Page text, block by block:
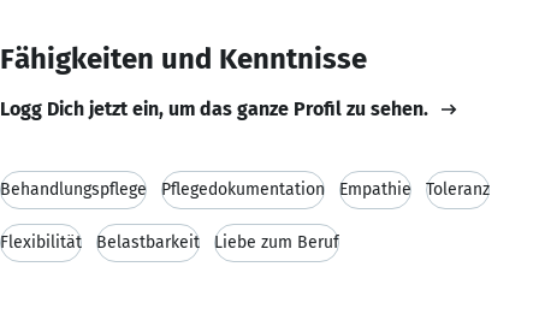
Fähigkeiten und Kenntnisse
Logg Dich jetzt ein, um das ganze Profil zu sehen.
Behandlungspflege Pflegedokumentation Empathie Toleranz
Flexibilität Belastbarkeit Liebe zum Beruf